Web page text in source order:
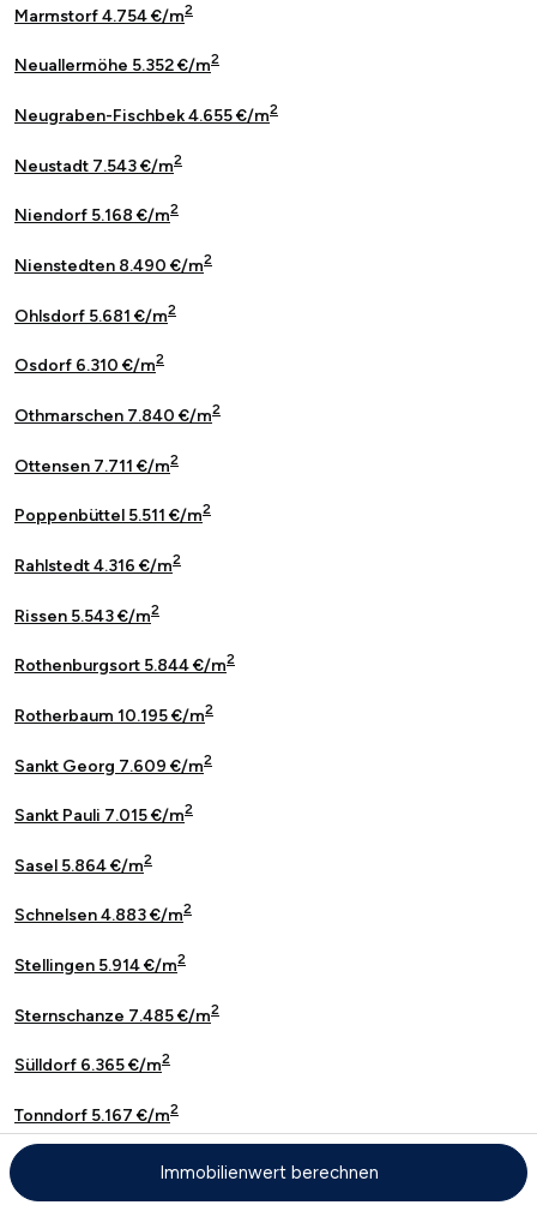
Marmstorf 4.754 €/m2
Neuallermöhe 5.352 €/m2
Neugraben-Fischbek 4.655 €/m2
Neustadt 7.543 €/m2
Niendorf 5.168 €/m2
Nienstedten 8.490 €/m2
Ohlsdorf 5.681 €/m2
Osdorf 6.310 €/m2
Othmarschen 7.840 €/m2
Ottensen 7.711 €/m2
Poppenbüttel 5.511 €/m2
Rahlstedt 4.316 €/m2
Rissen 5.543 €/m2
Rothenburgsort 5.844 €/m2
Rotherbaum 10.195 €/m2
Sankt Georg 7.609 €/m2
Sankt Pauli 7.015 €/m2
Sasel 5.864 €/m2
Schnelsen 4.883 €/m2
Stellingen 5.914 €/m2
Sternschanze 7.485 €/m2
Sülldorf 6.365 €/m2
Tonndorf 5.167 €/m2
Uhlenhorst 10.273 €/mImmobilienwert berechnen